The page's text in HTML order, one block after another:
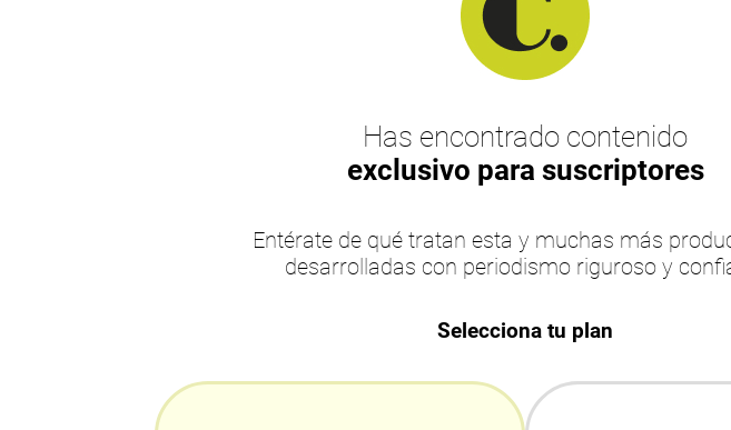
Has encontrado contenido
exclusivo para suscriptores
Entérate de qué tratan esta y muchas más
desarrolladas con periodismo riguroso y
Selecciona tu plan